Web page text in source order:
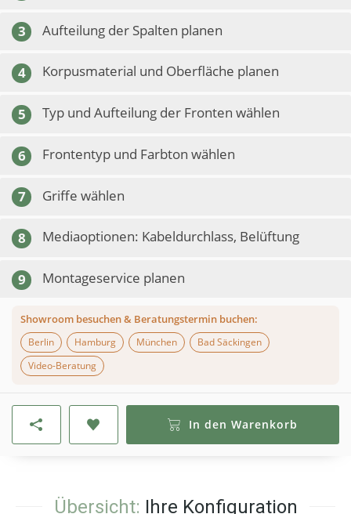
3 Aufteilung der Spalten planen
4 Korpusmaterial und Oberfläche planen
5 Typ und Aufteilung der Fronten wählen
6 Frontentyp und Farbton wählen
7 Griffe wählen
8 Mediaoptionen: Kabeldurchlass, Belüftung
9 Montageservice planen
Showroom besuchen & Beratungstermin buchen:
Berlin
Hamburg München
Bad Säckingen
Video-Beratung
In den Warenkorb
Übersicht: Ihre Konfiguration